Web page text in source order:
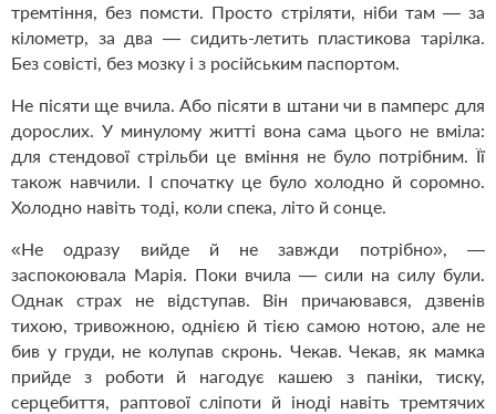
тремтіння, без помсти. Просто стріляти, ніби там — за
кілометр, за два — сидить-летить пластикова тарілка.
Без совісті, без мозку і з російським паспортом.
Не пісяти ще вчила. Або пісяти в штани чи в памперс для
дорослих. У минулому житті вона сама цього не вміла:
для стендової стрільби це вміння не було потрібним. Її
також навчили. І спочатку це було холодно й соромно.
Холодно навіть тоді, коли спека, літо й сонце.
«Не одразу вийде й не завжди потрібно», —
заспокоювала Марія. Поки вчила — сили на силу були.
Однак страх не відступав. Він причаювався, дзвенів
тихою, тривожною, однією й тією самою нотою, але не
бив у груди, не колупав скронь. Чекав. Чекав, як мамка
прийде з роботи й нагодує кашею з паніки, тиску,
серцебиття, раптової сліпоти й іноді навіть тремтячих